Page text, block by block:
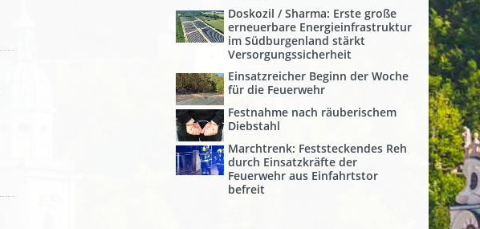
Doskozil / Sharma: Erste große
erneuerbare Energieinfrastruktur
im Südburgenland stärkt
Versorgungssicherheit
Einsatzreicher Beginn der Woche
für die Feuerwehr
Festnahme nach räuberischem
Diebstahl
Marchtrenk: Feststeckendes Reh
durch Einsatzkräfte der
Feuerwehr aus Einfahrtstor
befreit